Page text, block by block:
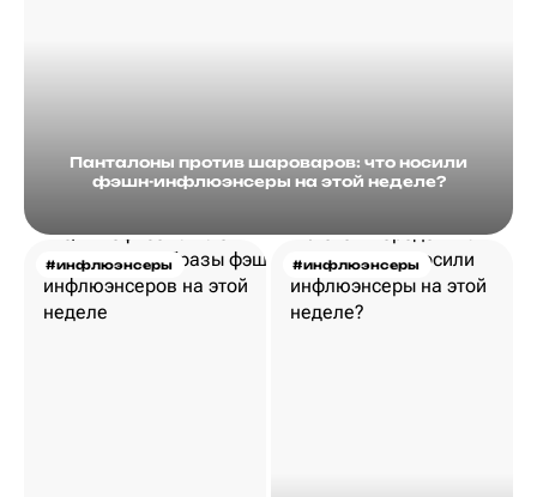
Панталоны против шароваров: что носили
фэшн-инфлюэнсеры на этой неделе?
#инфлюэнсеры #инфлюэнсеры